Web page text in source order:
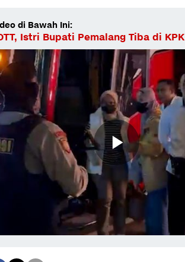
di Bawah Ini:
Istri Bupati Pemalang Tiba di KPK